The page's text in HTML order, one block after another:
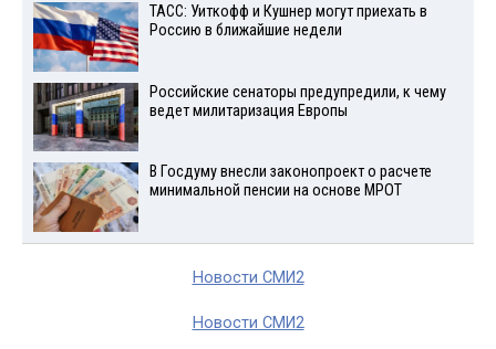
ТАСС: Уиткофф и Кушнер могут приехать в
Россию в ближайшие недели
Российские сенаторы предупредили, к чему
ведет милитаризация Европы
В Госдуму внесли законопроект о расчете
минимальной пенсии на основе МРОТ
Новости СМИ2
Новости СМИ2